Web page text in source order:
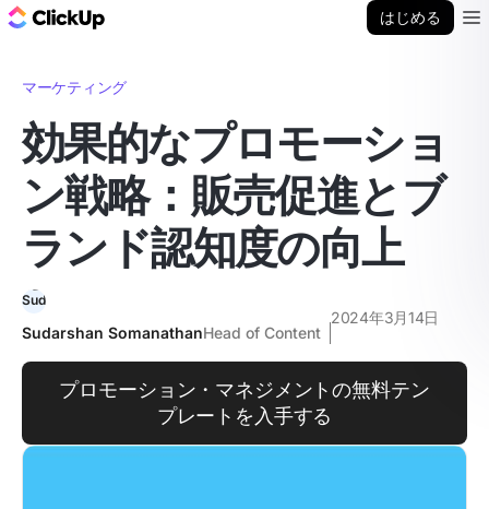
はじめる
マーケティング
効果的なプロモーショ
ン戦略：販売促進とブ
ランド認知度の向上
Sudarshan SomanathanHead of Content
2024年3月14日
プロモーション・マネジメントの無料テン
プレートを入手する